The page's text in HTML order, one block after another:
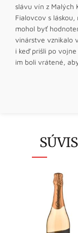
slávu vín z Malých
Fialovcov s
mohol byť
vinárstve vznikalo
i keď prišli po
im boli vrátené,